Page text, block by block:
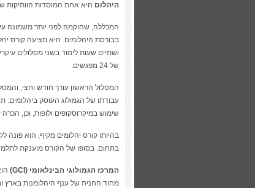
היהלום היא אחת המוסדות הוותיקות
המכללה, שהוקמה לפני יותר משמונה
של 24 מפגשים.
המסלול הראשון עורך חודש וחצי,
עבודתו של הגמולוג העוסק ביהלומים:
שימוש במיקרוסקופים ולופות, וכן,
בהיותו קורס יהלומים מקיף, הוא פונה
בתחום. בסופו של הקורס מוענקת
המרכז הגמולוגי הבינלאומי (GCI)
מחוד החנית של ענף היהלומנות בארץ